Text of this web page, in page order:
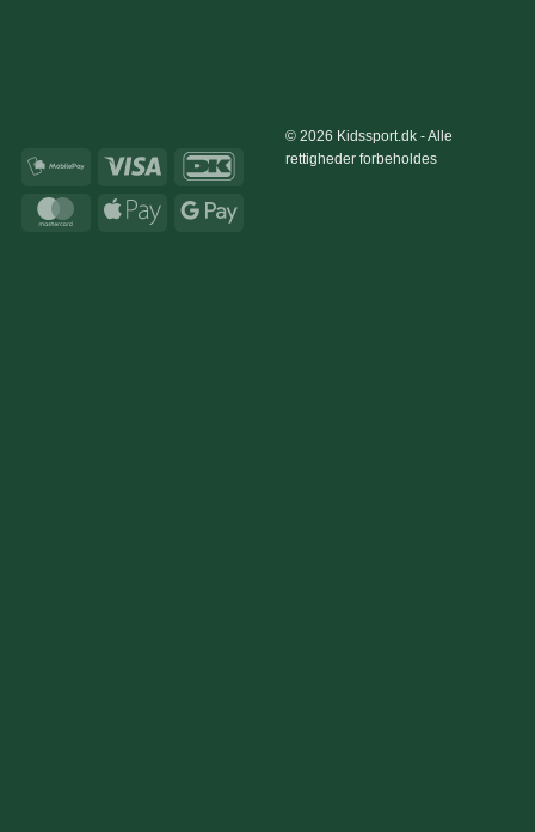
MobilePay Visa DanKort
MasterCardApple
Google
© 2026 Kidssport.dk - Alle
rettigheder forbeholdes